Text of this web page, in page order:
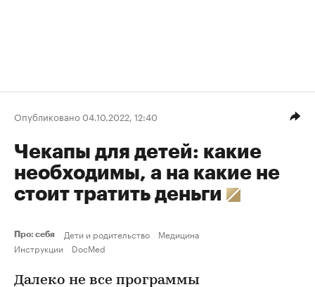
Опубликовано 04.10.2022, 12:40
Чекапы для детей: какие
необходимы, а на какие не
стоит тратить деньги
Про: себя Дети и родительство
Медицина
Инструкции
DocMed
Далеко не все программы